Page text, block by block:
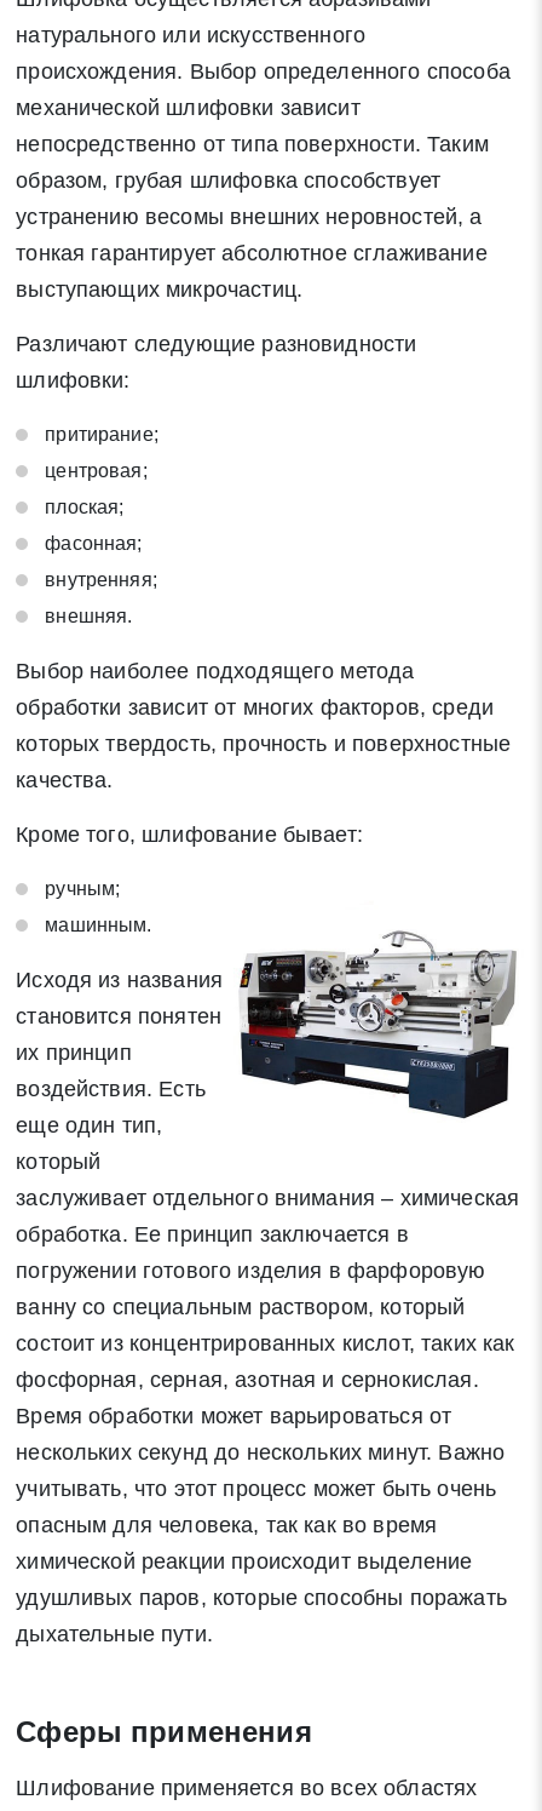
Поиск
натурального или искусственного
происхождения. Выбор определенного способа
механической шлифовки зависит
непосредственно от типа поверхности. Таким
образом, грубая шлифовка способствует
устранению весомы внешних неровностей, а
тонкая гарантирует абсолютное сглаживание
выступающих микрочастиц.
Различают следующие разновидности
шлифовки:
притирание;
центровая;
плоская;
фасонная;
внутренняя;
внешняя.
Выбор наиболее подходящего метода
обработки зависит от многих факторов, среди
которых твердость, прочность и поверхностные
качества.
Кроме того, шлифование бывает:
ручным;
машинным.
Исходя из названия
становится понятен
их принцип
воздействия. Есть
еще один тип,
который
заслуживает отдельного внимания – химическая
обработка. Ее принцип заключается в
погружении готового изделия в фарфоровую
ванну со специальным раствором, который
состоит из концентрированных кислот, таких как
фосфорная, серная, азотная и сернокислая.
Время обработки может варьироваться от
нескольких секунд до нескольких минут. Важно
учитывать, что этот процесс может быть очень
опасным для человека, так как во время
химической реакции происходит выделение
удушливых паров, которые способны поражать
дыхательные пути.
Сферы применения
Шлифование применяется во всех областях
* - обязательные поля для заполнения
на обработку своих персональных данных в соответствии со
информационную рассылку по средством e-mail или СМС